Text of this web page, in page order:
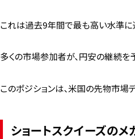
これは過去9年間で最も高い水準に
多くの市場参加者が、円安の継続を
このポジションは、米国の先物市場
ショートスクイーズのメ